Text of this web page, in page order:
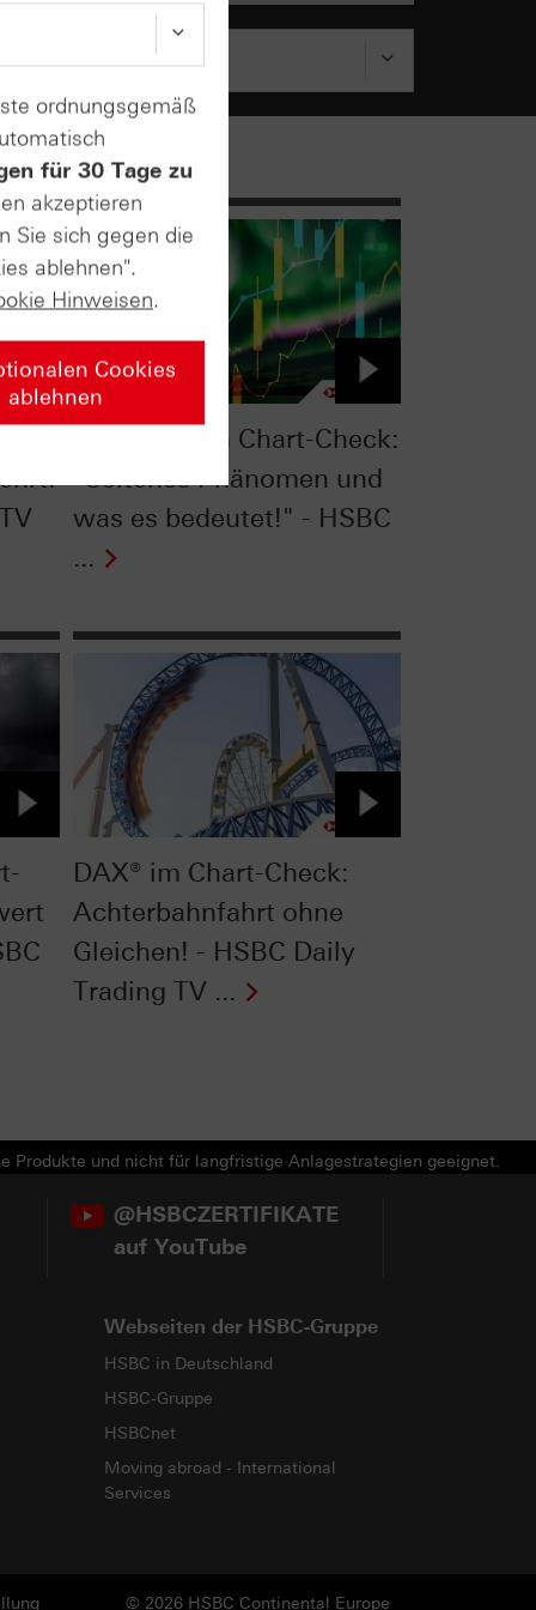
S&P 500® im Chart-Check:
"Seltenes Phänomen und
was es bedeutet!" - HSBC
...
DAX® im Chart-Check:
Achterbahnfahrt ohne
Gleichen! - HSBC Daily
Trading TV ...
Produkte und nicht für langfristige Anlagestrategien geeignet.
@HSBCZERTIFIKATE
auf YouTube
Webseiten der HSBC-Gruppe
HSBC in Deutschland
HSBC-Gruppe
HSBCnet
Moving abroad - International
Services
© 2026 HSBC Continental Europe
ordnungsgemäß
für 30 Tage zu
akzeptieren
Sie sich gegen die
ablehnen".
Hinweisen.
Cookies
ablehnen